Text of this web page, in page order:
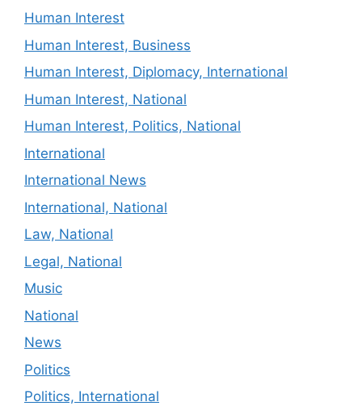
Human Interest
Human Interest, Business
Human Interest, Diplomacy, International
Human Interest, National
Human Interest, Politics, National
International
International News
International, National
Law, National
Legal, National
Music
National
News
Politics
Politics, International